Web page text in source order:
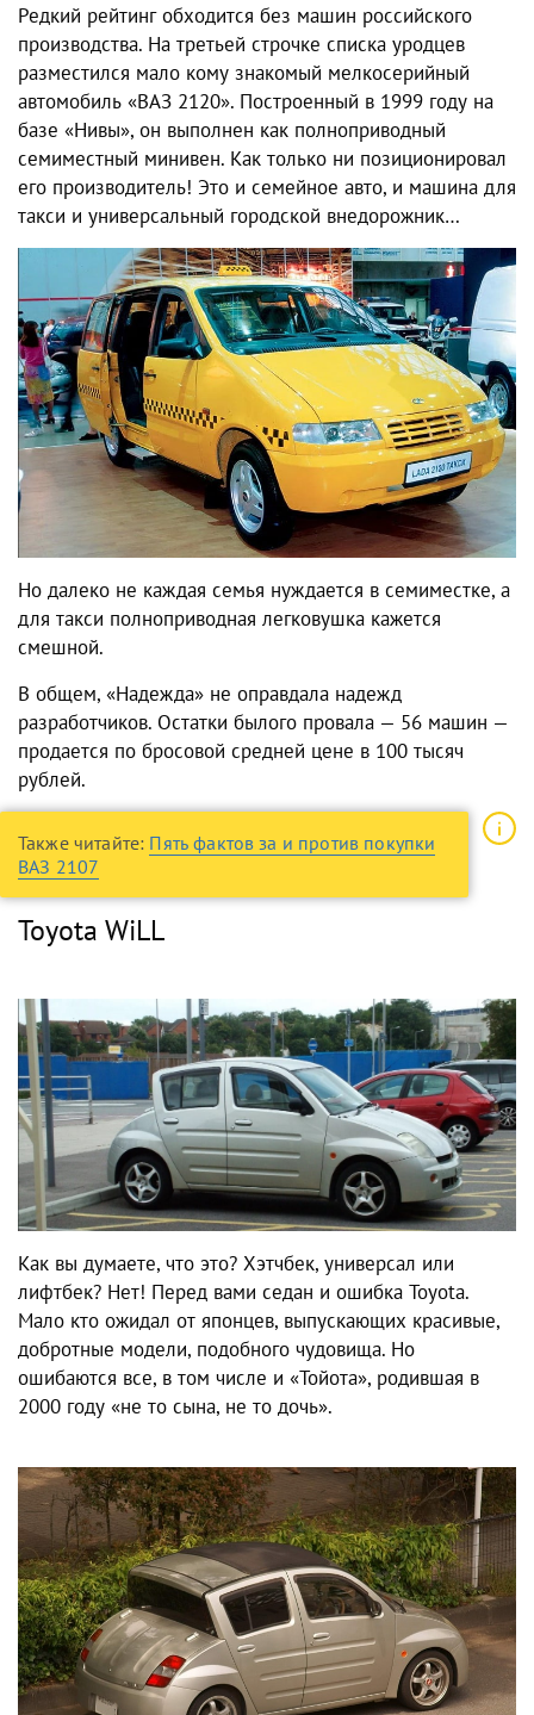
Редкий рейтинг обходится без машин российского
производства. На третьей строчке списка уродцев
разместился мало кому знакомый мелкосерийный
автомобиль «ВАЗ 2120». Построенный в 1999 году на
базе «Нивы», он выполнен как полноприводный
семиместный минивен. Как только ни позиционировал
его производитель! Это и семейное авто, и машина для
такси и универсальный городской внедорожник…
Но далеко не каждая семья нуждается в семиместке, а
для такси полноприводная легковушка кажется
смешной.
В общем, «Надежда» не оправдала надежд
разработчиков. Остатки былого провала — 56 машин —
продается по бросовой средней цене в 100 тысяч
рублей.
Также читайте: Пять фактов за и против покупки
ВАЗ 2107
Toyota WiLL
Как вы думаете, что это? Хэтчбек, универсал или
лифтбек? Нет! Перед вами седан и ошибка Toyota.
Мало кто ожидал от японцев, выпускающих красивые,
добротные модели, подобного чудовища. Но
ошибаются все, в том числе и «Тойота», родившая в
2000 году «не то сына, не то дочь».